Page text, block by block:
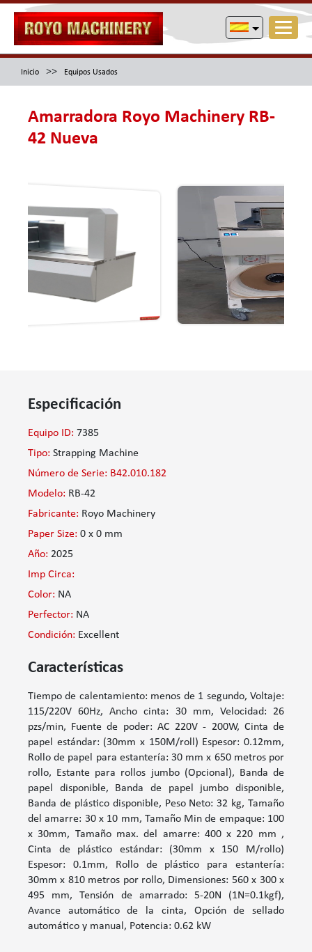
Inicio >> Equipos Usados
Amarradora Royo Machinery RB-
42 Nueva
Especificación
Equipo ID: 7385
Tipo: Strapping Machine
Número de Serie: B42.010.182
Modelo: RB-42
Fabricante: Royo Machinery
Paper Size: 0 x 0 mm
Año: 2025
Imp Circa:
Color: NA
Perfector: NA
Condición: Excellent
Características
Tiempo de calentamiento: menos de 1 segundo, Voltaje:
115/220V 60Hz, Ancho cinta: 30 mm, Velocidad: 26
pzs/min, Fuente de poder: AC 220V - 200W, Cinta de
papel estándar: (30mm x 150M/roll) Espesor: 0.12mm,
Rollo de papel para estantería: 30 mm x 650 metros por
rollo, Estante para rollos jumbo (Opcional), Banda de
papel disponible, Banda de papel jumbo disponible,
Banda de plástico disponible, Peso Neto: 32 kg, Tamaño
del amarre: 30 x 10 mm, Tamaño Min de empaque: 100
x 30mm, Tamaño max. del amarre: 400 x 220 mm ,
Cinta de plástico estándar: (30mm x 150 M/rollo)
Espesor: 0.1mm, Rollo de plástico para estantería:
30mm x 810 metros por rollo, Dimensiones: 560 x 300 x
495 mm, Tensión de amarrado: 5-20N (1N=0.1kgf),
Avance automático de la cinta, Opción de sellado
automático y manual, Potencia: 0.62 kW